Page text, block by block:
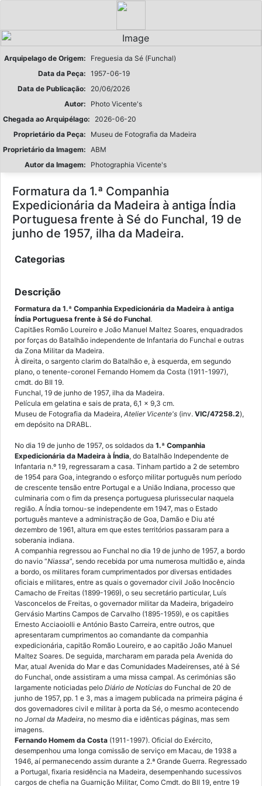
Arquipelago de Origem:
Freguesia da Sé (Funchal)
Data da Peça: 1957-06-19
Data de Publicação:
20/06/2026
Autor:
Photo Vicente's
Chegada ao Arquipélago:
2026-06-20
Proprietário da Peça:
Museu de Fotografia da Madeira
Proprietário da Imagem: ABM
Autor da Imagem:
Photographia Vicente's
Formatura da 1.ª Companhia
Expedicionária da Madeira à antiga Índia
Portuguesa frente à Sé do Funchal, 19 de
junho de 1957, ilha da Madeira.
Categorias
Descrição
Formatura da 1.ª Companhia Expedicionária da Madeira à antiga
Índia Portuguesa frente à Sé do Funchal.
Capitães Romão Loureiro e João Manuel Maltez Soares, enquadrados
por forças do Batalhão independente de Infantaria do Funchal e outras
da Zona Militar da Madeira.
À direita, o sargento clarim do Batalhão e, à esquerda, em segundo
plano, o tenente-coronel Fernando Homem da Costa (1911-1997),
cmdt. do BII 19.
Funchal, 19 de junho de 1957, ilha da Madeira.
Película em gelatina e sais de prata, 6,1 x 9,3 cm.
Museu de Fotografia da Madeira, Atelier Vicente's (inv. VIC/47258.2),
em depósito na DRABL.
No dia 19 de junho de 1957, os soldados da 1.ª Companhia
Expedicionária da Madeira à Índia, do Batalhão Independente de
Infantaria n.º 19, regressaram a casa. Tinham partido a 2 de setembro
de 1954 para Goa, integrando o esforço militar português num período
de crescente tensão entre Portugal e a União Indiana, processo que
culminaria com o fim da presença portuguesa plurissecular naquela
região. A Índia tornou-se independente em 1947, mas o Estado
português manteve a administração de Goa, Damão e Diu até
dezembro de 1961, altura em que estes territórios passaram para a
soberania indiana.
A companhia regressou ao Funchal no dia 19 de junho de 1957, a bordo
do navio “Niassa”, sendo recebida por uma numerosa multidão e, ainda
a bordo, os militares foram cumprimentados por diversas entidades
oficiais e militares, entre as quais o governador civil João Inocêncio
Camacho de Freitas (1899-1969), o seu secretário particular, Luís
Vasconcelos de Freitas, o governador militar da Madeira, brigadeiro
Gervásio Martins Campos de Carvalho (1895-1959), e os capitães
Ernesto Acciaoiolli e António Basto Carreira, entre outros, que
apresentaram cumprimentos ao comandante da companhia
expedicionária, capitão Romão Loureiro, e ao capitão João Manuel
Maltez Soares. De seguida, marcharam em parada pela Avenida do
Mar, atual Avenida do Mar e das Comunidades Madeirenses, até à Sé
do Funchal, onde assistiram a uma missa campal. As cerimónias são
largamente noticiadas pelo Diário de Notícias do Funchal de 20 de
junho de 1957, pp. 1 e 3, mas a imagem publicada na primeira página é
dos governadores civil e militar à porta da Sé, o mesmo acontecendo
no Jornal da Madeira, no mesmo dia e idênticas páginas, mas sem
imagens.
Fernando Homem da Costa (1911-1997). Oficial do Exército,
desempenhou uma longa comissão de serviço em Macau, de 1938 a
1946, aí permanecendo assim durante a 2.ª Grande Guerra. Regressado
a Portugal, fixaria residência na Madeira, desempenhando sucessivos
cargos de chefia na Guarnição Militar, Como Cmdt. do BII 19, entre 19